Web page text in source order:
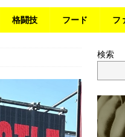
格闘技 フード フ
検索